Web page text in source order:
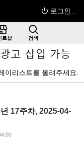
로그인...
트샵 검색
이리스트를 올려주세요.
17주차, 2025-04-
5
5